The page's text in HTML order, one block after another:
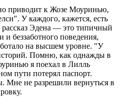
приводит к Жозе Моуринью,
У каждого, кажется, есть
Эдена — это типичный
и беззаботного поведения,
на высшем уровне. "У
Помню, как однажды в
я поехал в Лилль
пути потерял паспорт.
Мне не разрешили вернуться в